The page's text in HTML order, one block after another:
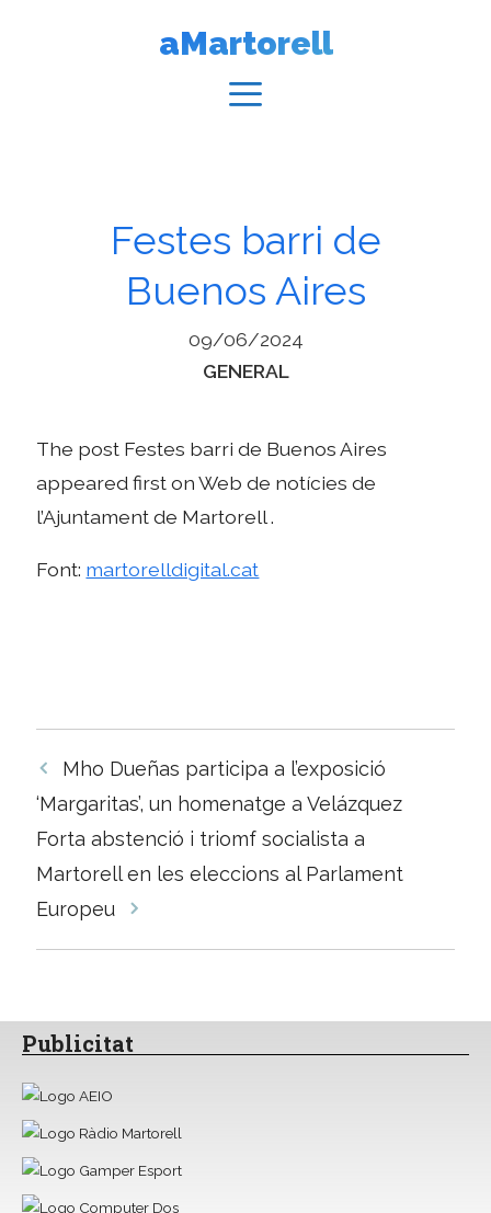
aMartorell
Festes barri de
Buenos Aires
09/06/2024
Categories
GENERAL
The post Festes barri de Buenos Aires
appeared first on Web de notícies de
l’Ajuntament de Martorell .
Font: martorelldigital.cat
Navegació
per
Mho Dueñas participa a l’exposició
‘Margaritas’, un homenatge a Velázquez
Forta abstenció i triomf socialista a
Martorell en les eleccions al Parlament
Europeu
Publicitat